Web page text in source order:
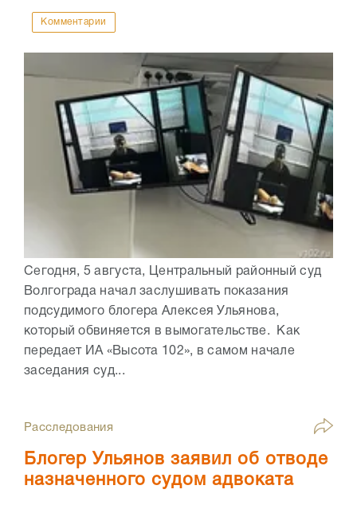
Комментарии
Сегодня, 5 августа, Центральный районный суд
Волгограда начал заслушивать показания
подсудимого блогера Алексея Ульянова,
который обвиняется в вымогательстве. Как
передает ИА «Высота 102», в самом начале
заседания суд...
Расследования
Блогер Ульянов заявил об отводе
назначенного судом адвоката